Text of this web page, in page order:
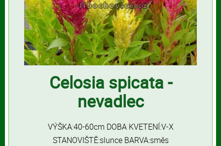
Celosia spicata -
nevadlec
VÝŠKA:40-60cm DOBA KVETENÍ:V-X
STANOVIŠTĚ:slunce BARVA:směs